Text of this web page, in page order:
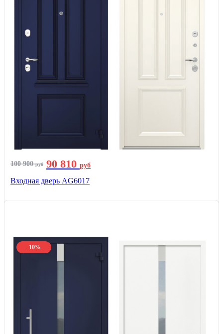
100 900руб 90 810 руб
Входная дверь AG6017
-10%